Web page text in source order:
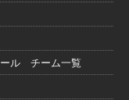
ル チーム一覧